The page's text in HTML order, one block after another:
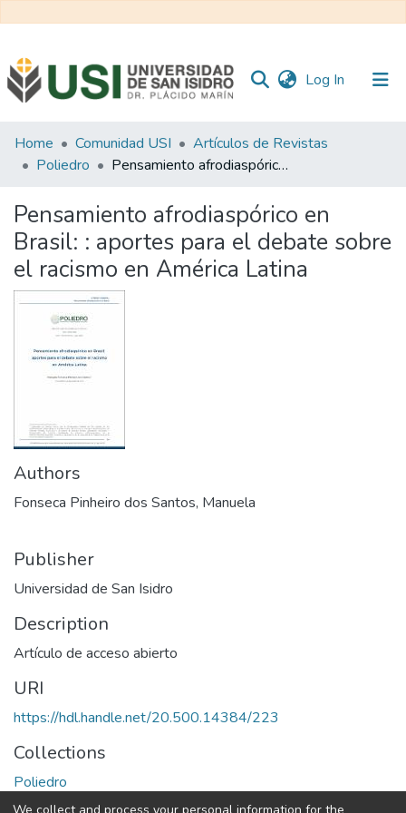
Log In (current)
Communities
&
All of RI USI
Statistics
Home Comunidad USI
Artículos de Revistas
Poliedro
Pensamiento afrodiaspórico en Brasil: : aportes para el debate sobre el racismo en América Latina
Pensamiento afrodiaspórico en
Brasil: : aportes para el debate sobre
el racismo en América Latina
Authors
Fonseca Pinheiro dos Santos, Manuela
Publisher
Universidad de San Isidro
Description
Artículo de acceso abierto
URI
https://hdl.handle.net/20.500.14384/223
Collections
Poliedro